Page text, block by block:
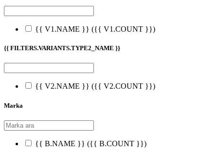
{{ V1.NAME }} ({{ V1.COUNT }})
{{ FILTERS.VARIANTS.TYPE2_NAME }}
{{ V2.NAME }} ({{ V2.COUNT }})
Marka
{{ B.NAME }} ({{ B.COUNT }})